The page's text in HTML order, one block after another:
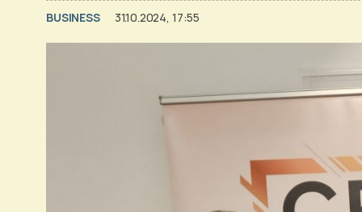
BUSINESS 31.10.2024, 17:55